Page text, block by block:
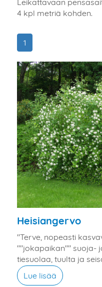
Leikattavaan
4 kpl metriä kohden.
1
Heisiangervo
"Terve, nopeasti
""jokapaikan"" suoja-
tiesuolaa, tuulta ja
Lue lisää